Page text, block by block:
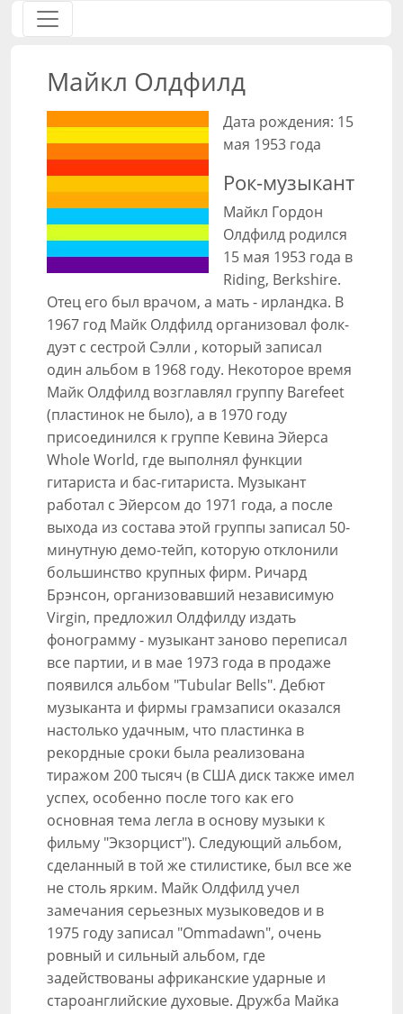
Майкл Олдфилд
Дата рождения: 15
мая 1953 года
Рок-музыкант
Майкл Гордон
Олдфилд родился
15 мая 1953 года в
Riding, Berkshire.
Отец его был врачом, а мать - ирландка. В
1967 год Майк Олдфилд организовал фолк-
дуэт с сестрой Сэлли , который записал
один альбом в 1968 году. Некоторое время
Майк Олдфилд возглавлял группу Barefeet
(пластинок не было), а в 1970 году
присоединился к группе Кевина Эйерса
Whole World, где выполнял функции
гитариста и бас-гитариста. Музыкант
работал с Эйерсом до 1971 года, а после
выхода из состава этой группы записал 50-
минутную демо-тейп, которую отклонили
большинство крупных фирм. Ричард
Брэнсон, организовавший независимую
Virgin, предложил Олдфилду издать
фонограмму - музыкант заново переписал
все партии, и в мае 1973 года в продаже
появился альбом "Tubular Bells". Дебют
музыканта и фирмы грамзаписи оказался
настолько удачным, что пластинка в
рекордные сроки была реализована
тиражом 200 тысяч (в США диск также имел
успех, особенно после того как его
основная тема легла в основу музыки к
фильму "Экзорцист"). Следующий альбом,
сделанный в той же стилистике, был все же
не столь ярким. Майк Олдфилд учел
замечания серьезных музыковедов и в
1975 году записал "Ommadawn", очень
ровный и сильный альбом, где
задействованы африканские ударные и
староанглийские духовые. Дружба Майка